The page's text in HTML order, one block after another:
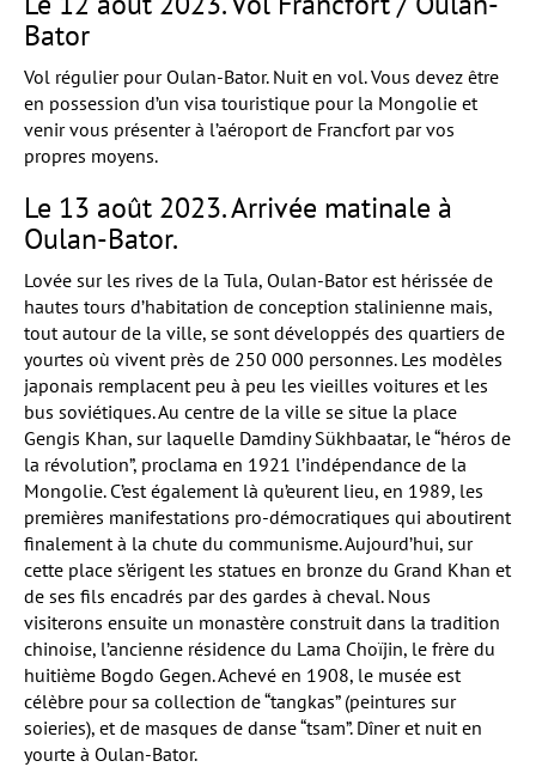
Bator
Vol régulier pour Oulan-Bator. Nuit en vol. Vous devez être
en possession d’un visa touristique pour la Mongolie et
venir vous présenter à l’aéroport de Francfort par vos
propres moyens.
Le 13 août 2023. Arrivée matinale à
Oulan-Bator.
Lovée sur les rives de la Tula, Oulan-Bator est hérissée de
hautes tours d’habitation de conception stalinienne mais,
tout autour de la ville, se sont développés des quartiers de
yourtes où vivent près de 250 000 personnes. Les modèles
japonais remplacent peu à peu les vieilles voitures et les
bus soviétiques. Au centre de la ville se situe la place
Gengis Khan, sur laquelle Damdiny Sükhbaatar, le “héros de
la révolution”, proclama en 1921 l’indépendance de la
Mongolie. C’est également là qu’eurent lieu, en 1989, les
premières manifestations pro-démocratiques qui aboutirent
finalement à la chute du communisme. Aujourd’hui, sur
cette place s’érigent les statues en bronze du Grand Khan et
de ses fils encadrés par des gardes à cheval. Nous
visiterons ensuite un monastère construit dans la tradition
chinoise, l’ancienne résidence du Lama Choïjin, le frère du
huitième Bogdo Gegen. Achevé en 1908, le musée est
célèbre pour sa collection de “tangkas” (peintures sur
soieries), et de masques de danse “tsam”. Dîner et nuit en
yourte à Oulan-Bator.